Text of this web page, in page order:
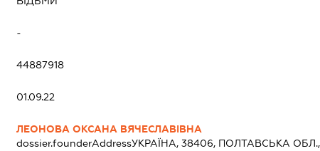
-
44887918
01.09.22
ЛЕОНОВА ОКСАНА ВЯЧЕСЛАВІВНА
dossier.founderAddressУКРАЇНА, 38406, ПОЛТАВСЬКА ОБЛ.,